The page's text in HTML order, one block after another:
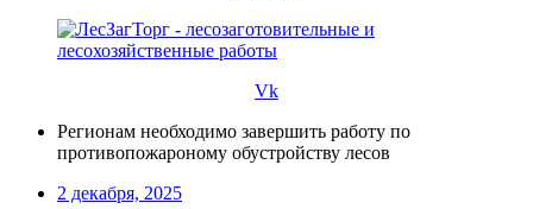
Vk
Регионам необходимо завершить работу по
противопожароному обустройству лесов
2 декабря, 2025